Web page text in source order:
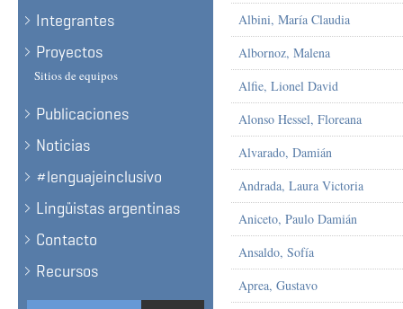
Integrantes
Proyectos
Sitios de equipos
Publicaciones
Noticias
#lenguajeinclusivo
Lingüistas argentinas
Contacto
Recursos
Albini, María Claudia
Albornoz, Malena
Alfie, Lionel David
Alonso Hessel, Floreana
Alvarado, Damián
Andrada, Laura Victoria
Aniceto, Paulo Damián
Ansaldo, Sofía
Aprea, Gustavo